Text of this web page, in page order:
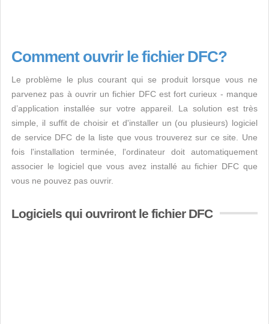
Comment ouvrir le fichier DFC?
Le problème le plus courant qui se produit lorsque vous ne
parvenez pas à ouvrir un fichier DFC est fort curieux - manque
d’application installée sur votre appareil. La solution est très
simple, il suffit de choisir et d'installer un (ou plusieurs) logiciel
de service DFC de la liste que vous trouverez sur ce site. Une
fois l'installation terminée, l'ordinateur doit automatiquement
associer le logiciel que vous avez installé au fichier DFC que
vous ne pouvez pas ouvrir.
Logiciels qui ouvriront le fichier DFC